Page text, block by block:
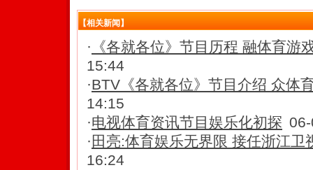
【相关新闻】
· 《各就各位》节目历程 融体育游
15:44
·BTV《各就各位》节目介绍 众体
14:15
·电视体育资讯节目娱乐化初探
· 田亮:体育娱乐无界限 接任浙江卫
16:24